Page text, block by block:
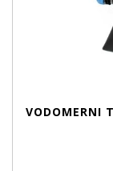
VODOMERNI